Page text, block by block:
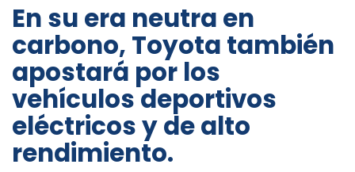
En su era neutra en
carbono, Toyota también
apostará por los
vehículos deportivos
eléctricos y de alto
rendimiento.